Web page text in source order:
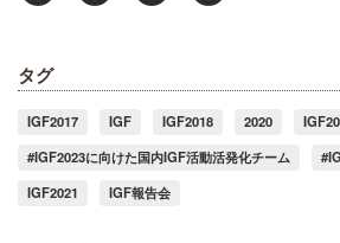
タグ
IGF2017 IGF IGF2018 2020
#IGF2023に向けた国内IGF活動活発化チーム
IGF2021
IGF報告会